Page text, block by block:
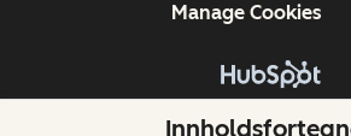
Copyright © 2026
Manage Cookies